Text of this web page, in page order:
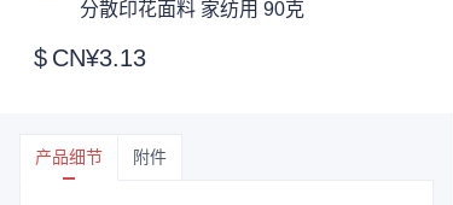
分散印花面料 家纺用 90克
$ CN¥3.13
产品细节 附件